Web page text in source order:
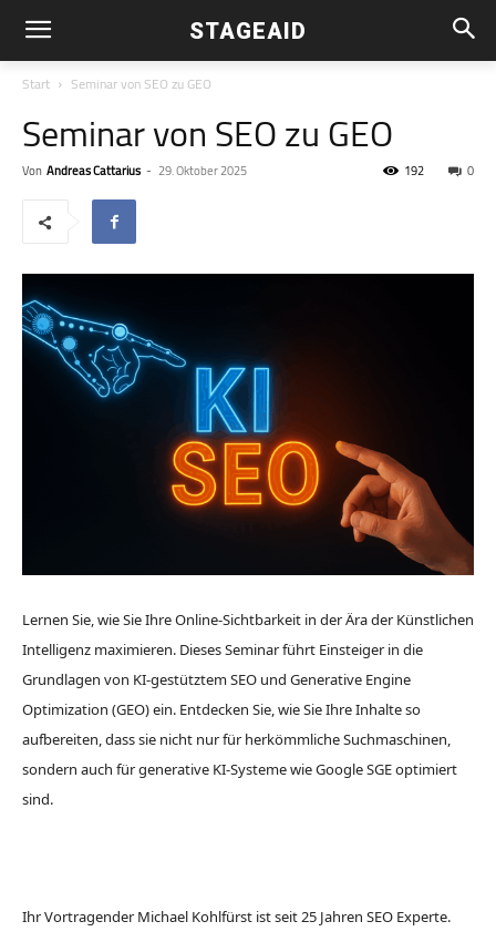
STAGEAID
Start Seminar von SEO zu GEO
Seminar von SEO zu GEO
Von Andreas Cattarius - 29. Oktober 2025 0
192
Lernen Sie, wie Sie Ihre Online-Sichtbarkeit in der Ära der Künstlichen
Intelligenz maximieren. Dieses Seminar führt Einsteiger in die
Grundlagen von KI-gestütztem SEO und Generative Engine
Optimization (GEO) ein. Entdecken Sie, wie Sie Ihre Inhalte so
aufbereiten, dass sie nicht nur für herkömmliche Suchmaschinen,
sondern auch für generative KI-Systeme wie Google SGE optimiert
sind.
Ihr Vortragender Michael Kohlfürst ist seit 25 Jahren SEO Experte.